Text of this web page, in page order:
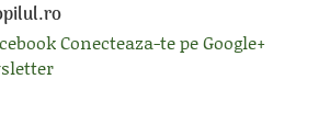
Conecteaza-te pe Google+